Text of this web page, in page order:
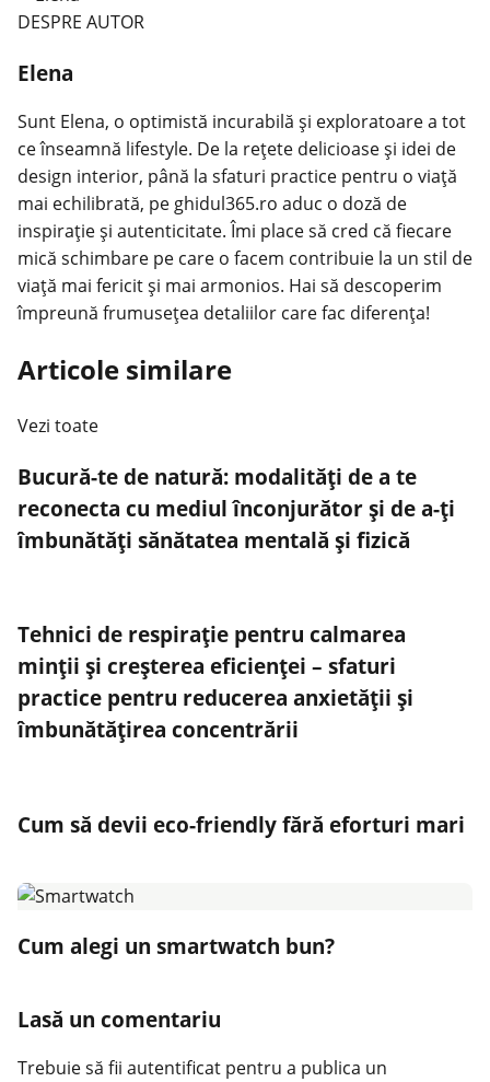
DESPRE AUTOR
Elena
Sunt Elena, o optimistă incurabilă și exploratoare a tot
ce înseamnă lifestyle. De la rețete delicioase și idei de
design interior, până la sfaturi practice pentru o viață
mai echilibrată, pe ghidul365.ro aduc o doză de
inspirație și autenticitate. Îmi place să cred că fiecare
mică schimbare pe care o facem contribuie la un stil de
viață mai fericit și mai armonios. Hai să descoperim
împreună frumusețea detaliilor care fac diferența!
Articole similare
Vezi toate
Bucură-te de natură: modalități de a te
reconecta cu mediul înconjurător și de a-ți
îmbunătăți sănătatea mentală și fizică
Tehnici de respirație pentru calmarea
minții și creșterea eficienței – sfaturi
practice pentru reducerea anxietății și
îmbunătățirea concentrării
Cum să devii eco-friendly fără eforturi mari
Cum alegi un smartwatch bun?
Lasă un comentariu
Trebuie să fii autentificat pentru a publica un